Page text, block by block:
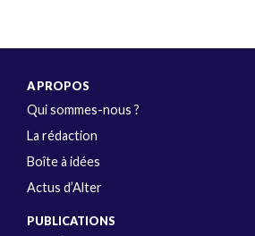
A PROPOS
Qui sommes-nous ?
La rédaction
Boîte à idées
Actus d’Alter
PUBLICATIONS